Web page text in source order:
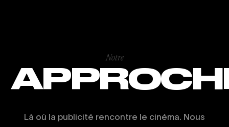
Notre
Là où la publicité rencontre le cinéma. Nous